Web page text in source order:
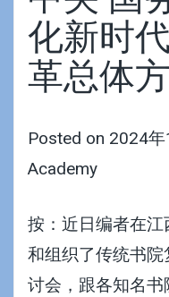
化新时
革总体方
Posted on 2024
Academy
按：近日编者在
和组织了传统书
讨会，跟各知名